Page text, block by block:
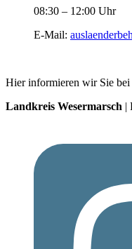
08:30 – 12:00 Uhr
E-Mail:
Hier informieren wir Sie
Landkreis Wesermarsch |